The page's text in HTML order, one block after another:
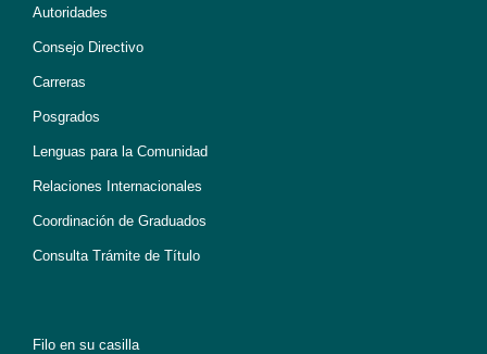
Autoridades
Consejo Directivo
Carreras
Posgrados
Lenguas para la Comunidad
Relaciones Internacionales
Coordinación de Graduados
Consulta Trámite de Título
Filo en su casilla